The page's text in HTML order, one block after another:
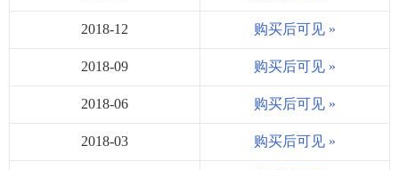
2018-12 购买后可见 »
2018-09 购买后可见 »
2018-06 购买后可见 »
2018-03 购买后可见 »